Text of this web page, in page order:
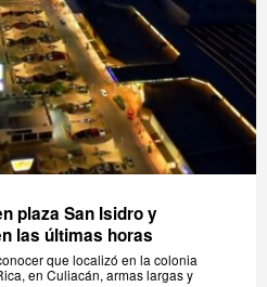
plaza San Isidro y
las últimas horas
que localizó en la colonia
en Culiacán, armas largas y